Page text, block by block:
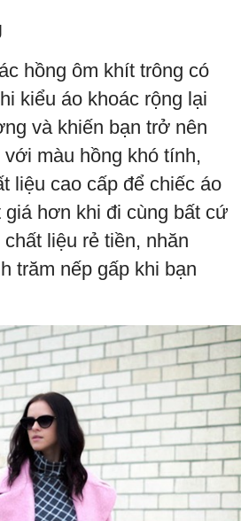
hồng ôm khít trông có
kiểu áo khoác rộng lại
và khiến bạn trở nên
màu hồng khó tính,
liệu cao cấp để chiếc áo
giá hơn khi đi cùng bất cứ
liệu rẻ tiền, nhăn
trăm nếp gấp khi bạn